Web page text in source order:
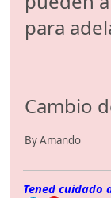
para
Cambio
By Amando
Tened cuidado